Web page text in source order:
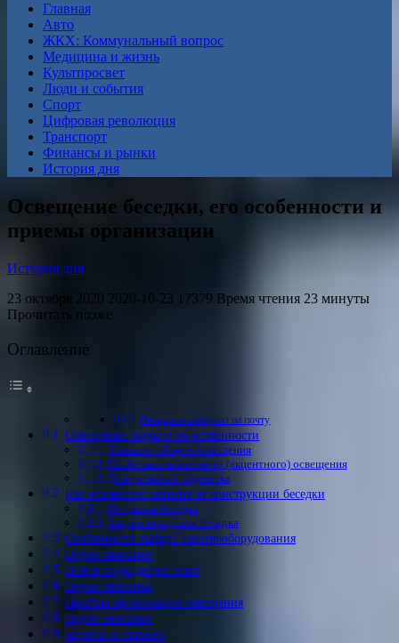
Главная
Авто
ЖКХ: Коммунальный вопрос
Медицина и жизнь
Культпросвет
Люди и события
Спорт
Цифровая революция
Транспорт
Финансы и рынки
История дня
Освещение беседки, его особенности и
приемы организации
История дня
23 октября 2020 2020-10-23 17379 Время чтения 23 минуты
Прочитать позже
Оглавление
Отправим материал на почту
Освещение: виды и их особенности
Тонкости общего освещения
Особенности местного (акцентного) освещения
Декоративная подсветка
Как освещение зависит от конструкции беседки
Открытая беседка
Закрытая садовая беседка
Особенности выбора электрооборудования
Видео описание
Выбор подходящих ламп
Видео описание
Приёмы организации освещения
Видео описание
Коротко о главном